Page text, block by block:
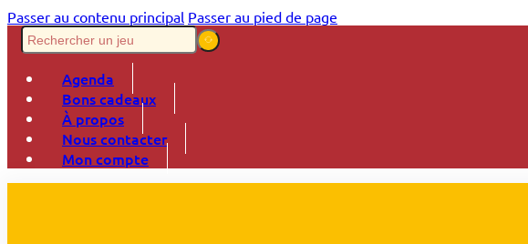
Passer au contenu principal Passer au pied de page
Agenda
Bons cadeaux
À propos
Nous contacter
Mon compte